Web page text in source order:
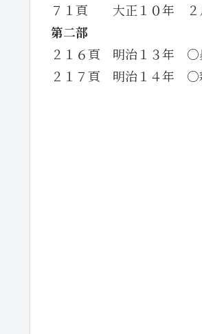
７１頁 大正１０年 ２
第二部
２１６頁 明治１３年 ○
２１７頁 明治１４年 ○